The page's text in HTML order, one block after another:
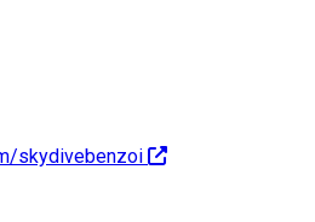
skydivebenzoi